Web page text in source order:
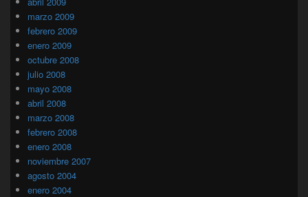
marzo 2009
febrero 2009
enero 2009
octubre 2008
julio 2008
mayo 2008
abril 2008
marzo 2008
febrero 2008
enero 2008
noviembre 2007
agosto 2004
enero 2004